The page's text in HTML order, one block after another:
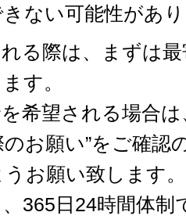
ない可能性があ
る際は、まずは
す。
希望される場合
お願い”をご確認
お願い致します
365日24時間体制